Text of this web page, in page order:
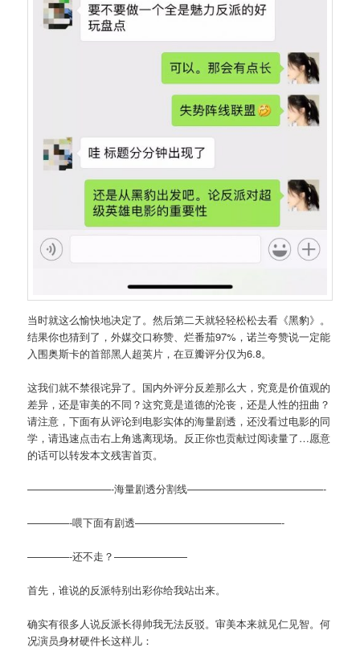
当时就这么愉快地决定了。然后第二天就轻轻松松去看《黑豹》。
结果你也猜到了，外媒交口称赞、烂番茄97%，诺兰夸赞说一定能
入围奥斯卡的首部黑人超英片，在豆瓣评分仅为6.8。
这我们就不禁很诧异了。国内外评分反差那么大，究竟是价值观的
差异，还是审美的不同？这究竟是道德的沦丧，还是人性的扭曲？
请注意，下面有从评论到电影实体的海量剧透，还没看过电影的同
学，请迅速点击右上角逃离现场。反正你也贡献过阅读量了…愿意
的话可以转发本文残害首页。
————————-海量剧透分割线—————————————-
————-喂下面有剧透——————————————-
————-还不走？———————
首先，谁说的反派特别出彩你给我站出来。
确实有很多人说反派长得帅我无法反驳。审美本来就见仁见智。何
况演员身材硬件长这样儿：